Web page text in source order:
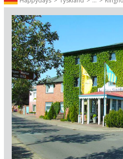
berømteTimmendorfer Strander
til Lübecks UNESCO-listede bykerne,
parasollerne på Timmendorfer
kurvestole, glade sommergæster og
kysten.
Foruden sommerankomsterne
Nordtyskland med ankomst hele året